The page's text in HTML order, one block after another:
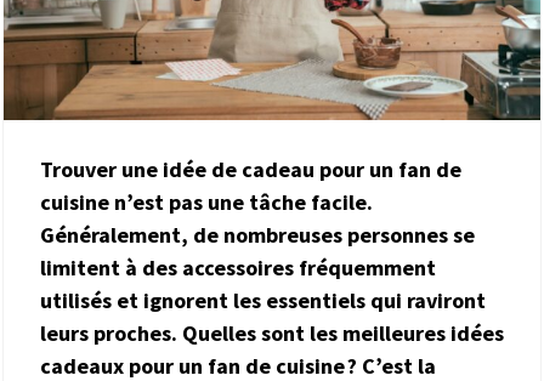
Trouver une idée de cadeau pour un fan de
cuisine n’est pas une tâche facile.
Généralement, de nombreuses personnes se
limitent à des accessoires fréquemment
utilisés et ignorent les essentiels qui raviront
leurs proches. Quelles sont les meilleures idées
cadeaux pour un fan de cuisine ? C’est la